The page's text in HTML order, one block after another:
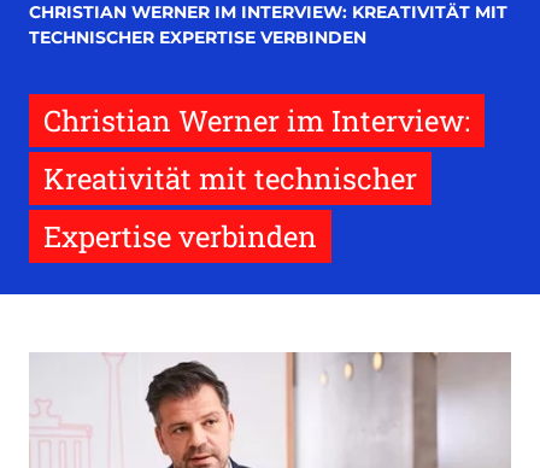
CHRISTIAN WERNER IM INTERVIEW: KREATIVITÄT MIT
TECHNISCHER EXPERTISE VERBINDEN
Christian Werner im Interview:
Kreativität mit technischer
Expertise verbinden